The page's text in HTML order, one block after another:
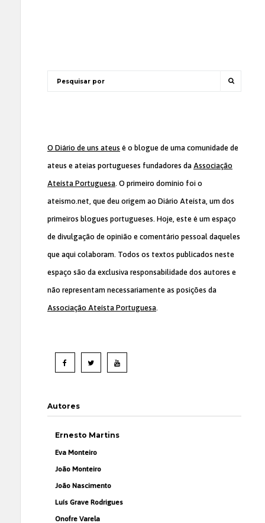
O Diário de uns ateus é o blogue de uma comunidade de
ateus e ateias portugueses fundadores da Associação
Ateísta Portuguesa. O primeiro domínio foi o
ateismo.net, que deu origem ao Diário Ateísta, um dos
primeiros blogues portugueses. Hoje, este é um espaço
de divulgação de opinião e comentário pessoal daqueles
que aqui colaboram. Todos os textos publicados neste
espaço são da exclusiva responsabilidade dos autores e
não representam necessariamente as posições da
Associação Ateísta Portuguesa.
Autores
Ernesto Martins
Eva Monteiro
João Monteiro
João Nascimento
Luís Grave Rodrigues
Onofre Varela